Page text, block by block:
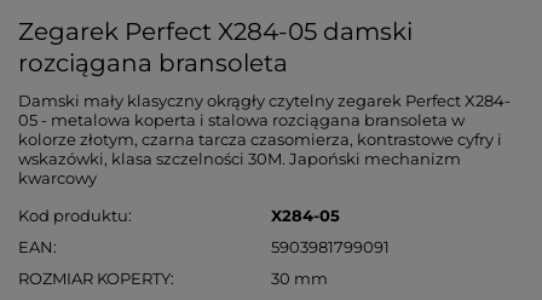
Zegarek Perfect X284-05 damski
rozciągana bransoleta
Damski mały klasyczny okrągły czytelny zegarek Perfect X284-
05 - metalowa koperta i stalowa rozciągana bransoleta w
kolorze złotym, czarna tarcza czasomierza, kontrastowe cyfry i
wskazówki, klasa szczelności 30M. Japoński mechanizm
kwarcowy
Kod produktu
X284-05
EAN
5903981799091
ROZMIAR KOPERTY
30 mm